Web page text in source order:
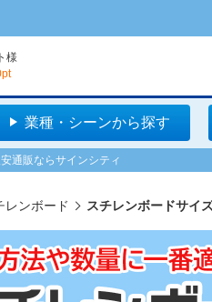
様
pt
業種・シーンから探す
通販ならサインシティ
レンボード スチレンボードサイ